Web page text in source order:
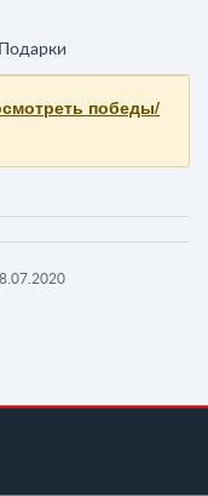
Подарки
победы/